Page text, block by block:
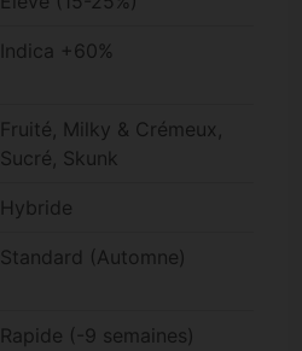
Indica +60%
Fruité, Milky & Crémeux,
Sucré, Skunk
Hybride
Standard (Automne)
Rapide (-9 semaines)